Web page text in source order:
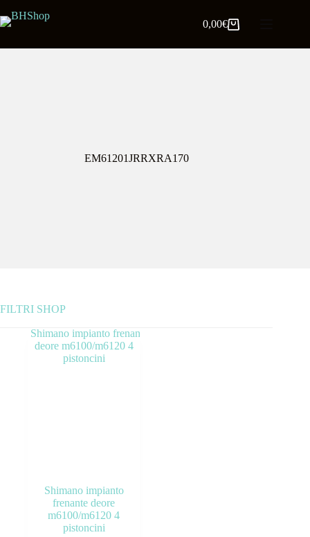
0,00€
EM61201JRRXRA170
FILTRI SHOP
OUTLET
Shimano impianto
frenante deore
m6100/m6120 4
pistoncini